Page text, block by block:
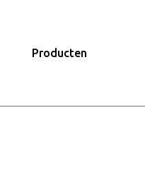
Producten